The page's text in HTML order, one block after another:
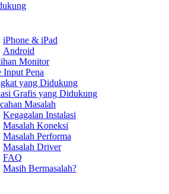
iPhone & iPad
Android
Monitor
Input Pena
yang Didukung
Grafis yang Didukung
Masalah
Kegagalan Instalasi
Masalah Koneksi
Masalah Performa
Masalah Driver
FAQ
Masih Bermasalah?